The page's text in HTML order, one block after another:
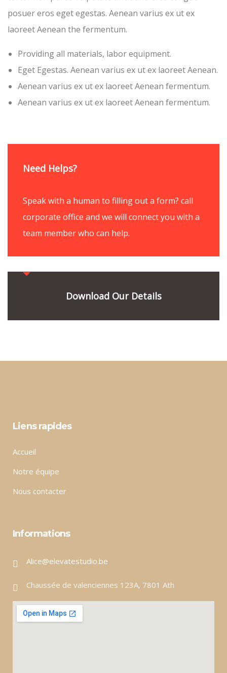
posuer eros eget egestas. Aenean varius ex ut ex
laoreet Aenean the fermentum.
Providing all materials, labor equipment.
Eget Egestas. Aenean varius ex ut ex laoreet Aenean.
Aenean varius ex ut ex laoreet Aenean fermentum.
Aenean varius ex ut ex laoreet Aenean fermentum.
Need Helps?
Speak with a human to filling out a form? call
corporate office and we will connect you with a
team member who can help.
Download Our Details
Liens rapides
Accueil
Notre équipe
Nous contacter
Informations
Alice@elevatestudio.be
Chaussée de valenciennes 123A, 7801 Ath